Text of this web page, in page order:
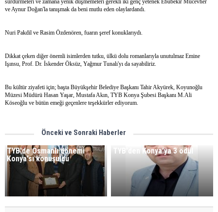
sürdürmeleri ve zamana yenik düşmemeleri gerekli iki genç yetenek Ebubekir Mücevher
ve Aynur Doğan'la tanışmak da beni mutlu eden olaylardandı.
Nuri Pakdil ve Rasim Özdenören, fuarın şeref konuklarıydı.
Dikkat çeken diğer önemli isimlerden tutku, ülkü dolu romanlarıyla unutulmaz Emine
Işınsu, Prof. Dr. İskender Öksüz, Yağmur Tunalı'yı da sayabiliriz.
Bu kültür ziyafeti için; başta Büyükşehir Belediye Başkanı Tahir Akyürek, Koyunoğlu
Müzesi Müdürü Hasan Yaşar, Mustafa Akın, TYB Konya Şubesi Başkanı M.Ali
Köseoğlu ve bütün emeği geçenlere teşekkürler ediyorum.
Önceki ve Sonraki Haberler
TYB'de Osmanlı dönemi
Konya'sı konuşuldu
TYB'den Konya'ya 3 ödül